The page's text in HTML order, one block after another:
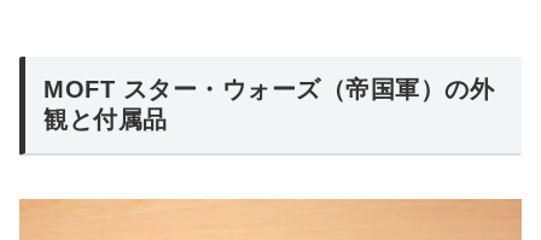
MOFT スター・ウォーズ（帝国軍）の外
観と付属品